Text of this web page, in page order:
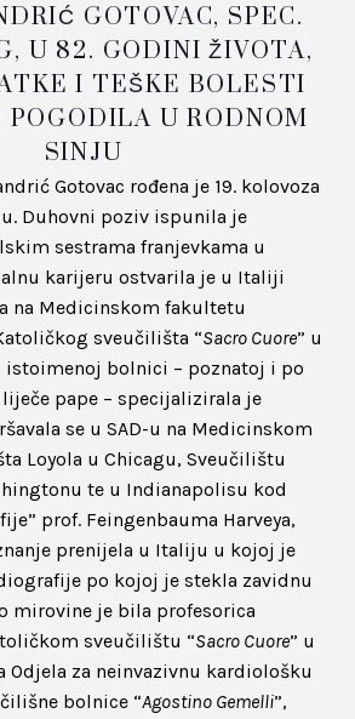
GOTOVAC, SPEC.
U 82. GODINI ŽIVOTA,
I TEŠKE BOLESTI
POGODILA U RODNOM
SINJU
Gotovac rođena je 19. kolovoza
Duhovni poziv ispunila je
sestrama franjevkama u
karijeru ostvarila je u Italiji
na Medicinskom fakultetu
sveučilišta “Sacro Cuore” u
istoimenoj bolnici – poznatoj i po
pape – specijalizirala je
se u SAD-u na Medicinskom
Loyola u Chicagu, Sveučilištu
te u Indianapolisu kod
prof. Feingenbauma Harveya,
prenijela u Italiju u kojoj je
po kojoj je stekla zavidnu
mirovine je bila profesorica
sveučilištu “Sacro Cuore” u
Odjela za neinvazivnu kardiološku
bolnice “Agostino Gemelli”,